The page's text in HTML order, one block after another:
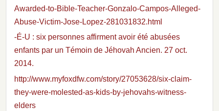
Awarded-to-Bible-Teacher-Gonzalo-Campos-Alleged-
Abuse-Victim-Jose-Lopez-281031832.html
-É-U : six personnes affirment avoir été abusées
enfants par un Témoin de Jéhovah Ancien. 27 oct.
2014.
http://www.myfoxdfw.com/story/27053628/six-claim-
they-were-molested-as-kids-by-jehovahs-witness-
elders